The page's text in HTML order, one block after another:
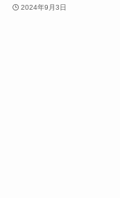
2024年9月3日